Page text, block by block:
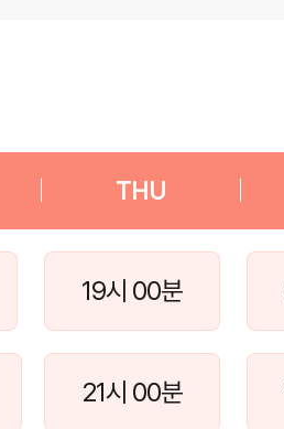
THU
19시 00분
21시 00분